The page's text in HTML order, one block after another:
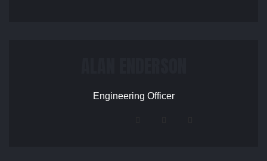
Engineering Officer